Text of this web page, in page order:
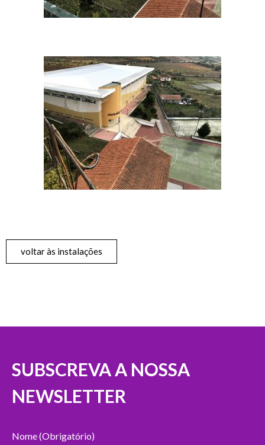
voltar às instalações
SUBSCREVA A NOSSA
NEWSLETTER
Nome (Obrigatório)